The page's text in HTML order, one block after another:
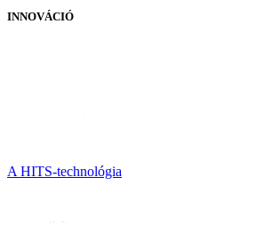
INNOVÁCIÓ
A HITS-technológia